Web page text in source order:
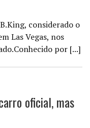
considerado o
Las Vegas, nos
por [...]
oficial, mas